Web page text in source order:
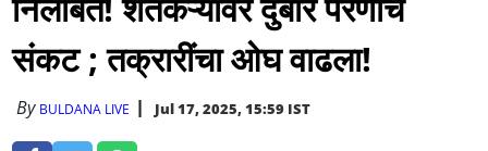
संकट ; तक्रारींचा ओघ वाढला!
By BULDANA LIVE Jul 17, 2025, 15:59 IST